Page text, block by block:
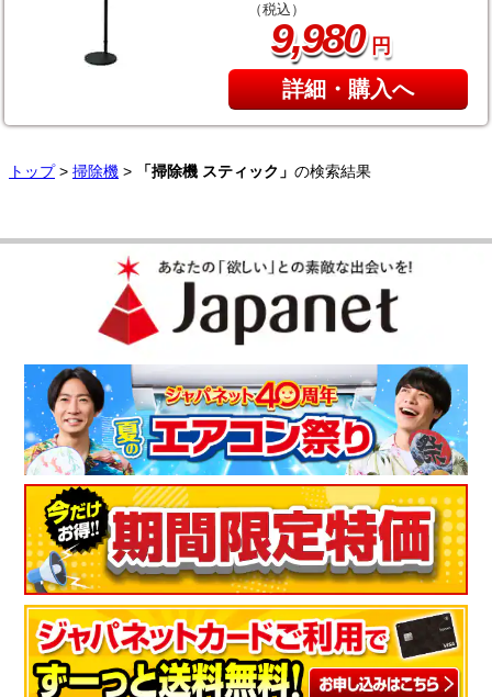
（税込）
9,980円
詳細・購入へ
トップ> 掃除機 > 「掃除機 スティック」 の検索結果